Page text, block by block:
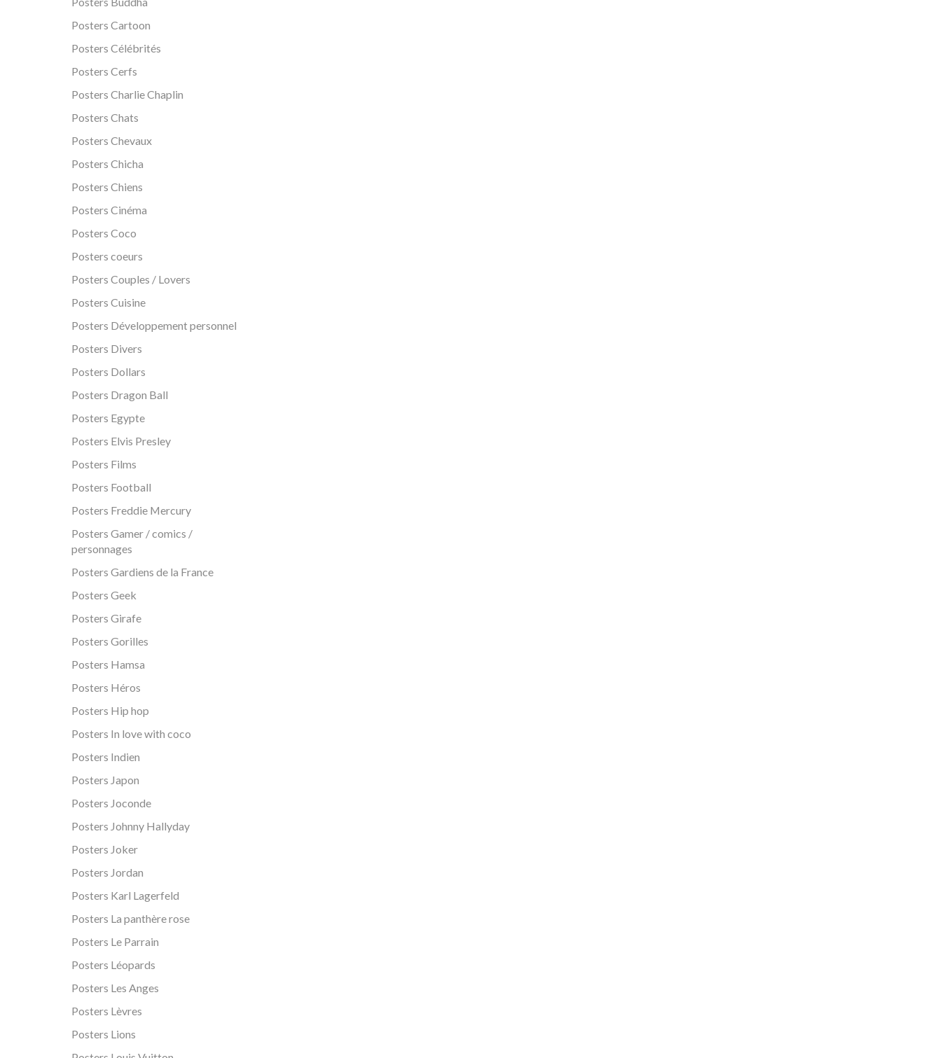
Posters Cartoon
Posters Célébrités
Posters Cerfs
Posters Charlie Chaplin
Posters Chats
Posters Chevaux
Posters Chicha
Posters Chiens
Posters Cinéma
Posters Coco
Posters coeurs
Posters Couples / Lovers
Posters Cuisine
Posters Développement personnel
Posters Divers
Posters Dollars
Posters Dragon Ball
Posters Egypte
Posters Elvis Presley
Posters Films
Posters Football
Posters Freddie Mercury
Posters Gamer / comics /
personnages
Posters Gardiens de la France
Posters Geek
Posters Girafe
Posters Gorilles
Posters Hamsa
Posters Héros
Posters Hip hop
Posters In love with coco
Posters Indien
Posters Japon
Posters Joconde
Posters Johnny Hallyday
Posters Joker
Posters Jordan
Posters Karl Lagerfeld
Posters La panthère rose
Posters Le Parrain
Posters Léopards
Posters Les Anges
Posters Lèvres
Posters Lions